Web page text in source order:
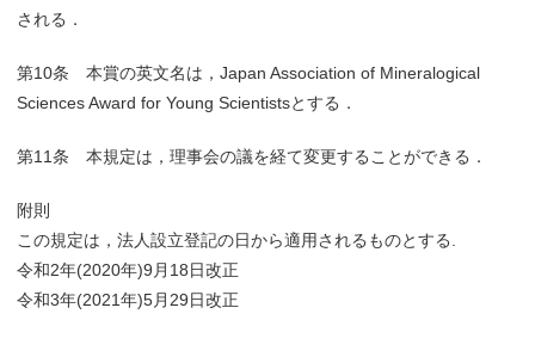
される．
第10条 本賞の英文名は，Japan Association of Mineralogical
Sciences Award for Young Scientistsとする．
第11条 本規定は，理事会の議を経て変更することができる．
附則
この規定は，法人設立登記の日から適用されるものとする.
令和2年(2020年)9月18日改正
令和3年(2021年)5月29日改正